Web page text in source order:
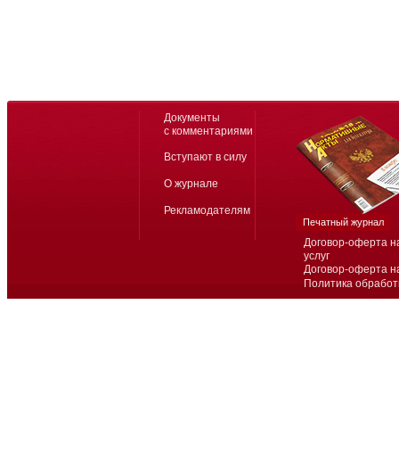
Договор-оферта
услуг
Договор-оферта
Политика
Документы
с комментариями
Вступают в силу
О журнале
Рекламодателям
Печатный журнал